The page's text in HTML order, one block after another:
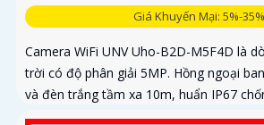
Giá Khuyến Mại: 5%-35%
Camera WiFi UNV Uho-B2D-M5F4D là
trời có độ phân giải 5MP. Hồng ngoại
và đèn trắng tầm xa 10m, huẩn IP67
trợ thẻ nhớ MicroSD tối đa 128GB